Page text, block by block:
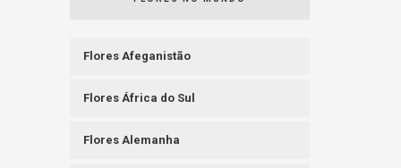
Flores Afeganistão
Flores África do Sul
Flores Alemanha